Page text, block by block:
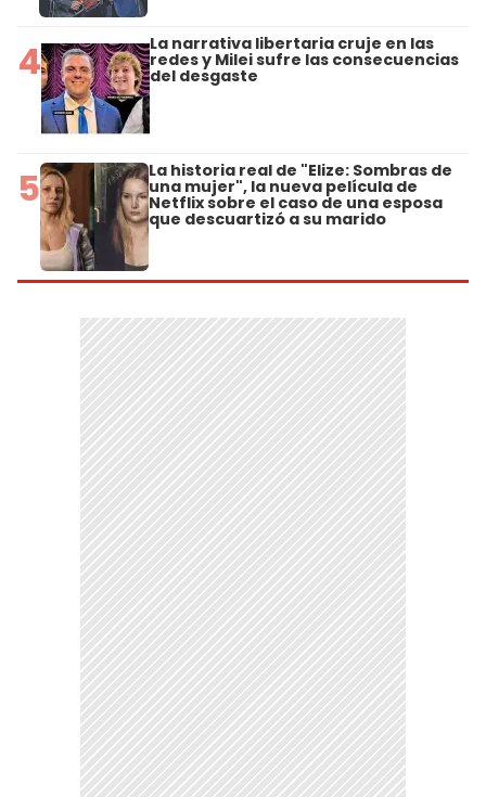
4 La narrativa libertaria cruje en las
redes y Milei sufre las consecuencias
del desgaste
5 La historia real de "Elize: Sombras de
una mujer", la nueva película de
Netflix sobre el caso de una esposa
que descuartizó a su marido